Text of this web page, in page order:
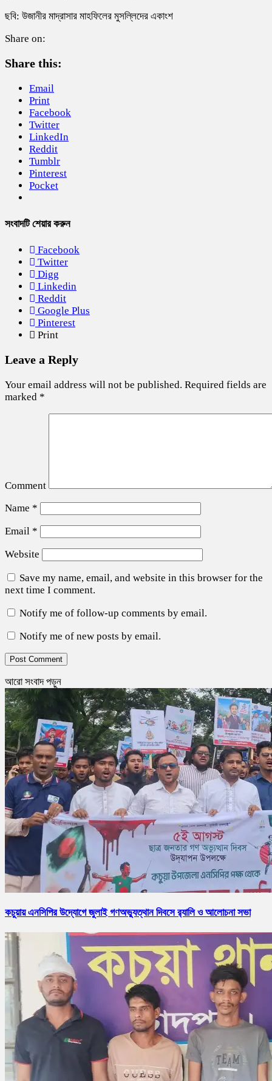
ছবি: উজানীর মাদ্রাসার মাহফিলের মুসল্লিদের একাংশ
Share on:
Share this:
Email
Print
Facebook
Twitter
LinkedIn
Reddit
Tumblr
Pinterest
Pocket
সংবাদটি শেয়ার করুন
Facebook
Twitter
Digg
Linkedin
Reddit
Google Plus
Pinterest
Print
Leave a Reply
Your email address will not be published. Required fields are
marked *
Comment
Name *
Email *
Website
Save my name, email, and website in this browser for the
next time I comment.
Notify me of follow-up comments by email.
Notify me of new posts by email.
আরো সংবাদ পড়ুন
কচুয়ায় এনসিপির উদ্যোগে জুলাই গণঅভ্যুত্থান দিবসে র‌্যালি ও আলোচনা সভা